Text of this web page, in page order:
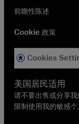
前瞻性陈述
Cookie 政策
Cookies
美国居民适用
请不要出售或分享我
限制使用我的敏感个